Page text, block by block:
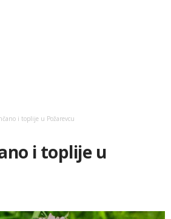
i toplije u Požarevcu
i toplije u